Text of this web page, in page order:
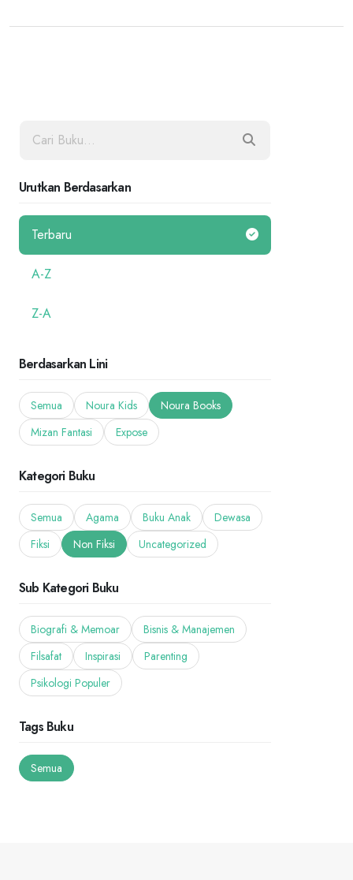
Urutkan Berdasarkan
Terbaru
A-Z
Z-A
Berdasarkan Lini
Semua Noura Kids
Noura Books
Mizan Fantasi
Expose
Kategori Buku
Semua Agama Buku Anak
Dewasa
Fiksi
Non Fiksi Uncategorized
Sub Kategori Buku
Biografi & Memoar
Bisnis & Manajemen
Filsafat
Inspirasi
Parenting
Psikologi Populer
Tags Buku
Semua